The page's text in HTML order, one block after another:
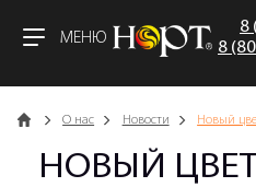
МЕНЮ
8
8
Главная О нас Новости Новый
НОВЫЙ